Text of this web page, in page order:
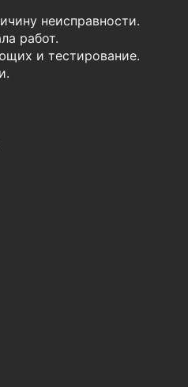
неисправности.
работ.
и тестирование.